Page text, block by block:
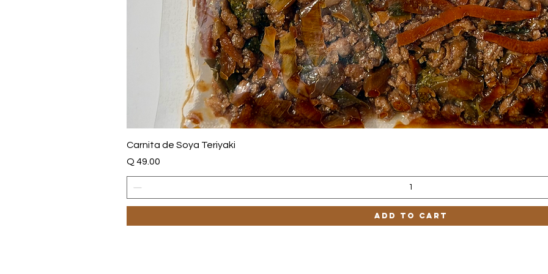
Carnita de Soya Teriyaki
Price
Q 49.00
Add to Cart